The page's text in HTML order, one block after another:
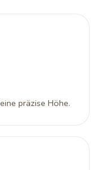
präzise Höhe.